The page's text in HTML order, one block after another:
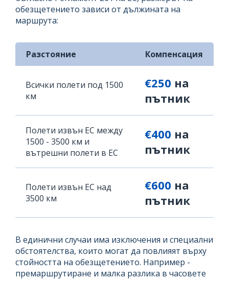
обезщетението зависи от дължината на
маршрута:
Разстояние Компенсация
Всички полети под 1500
км
€250 на
пътник
Полети извън ЕС между
1500 - 3500 км и
вътрешни полети в ЕС
€400 на
пътник
Полети извън ЕС над
3500 км
€600 на
пътник
В единични случаи има изключения и специални
обстоятелства, които могат да повлияят върху
стойността на обезщетението. Например -
премаршрутиране и малка разлика в часовете